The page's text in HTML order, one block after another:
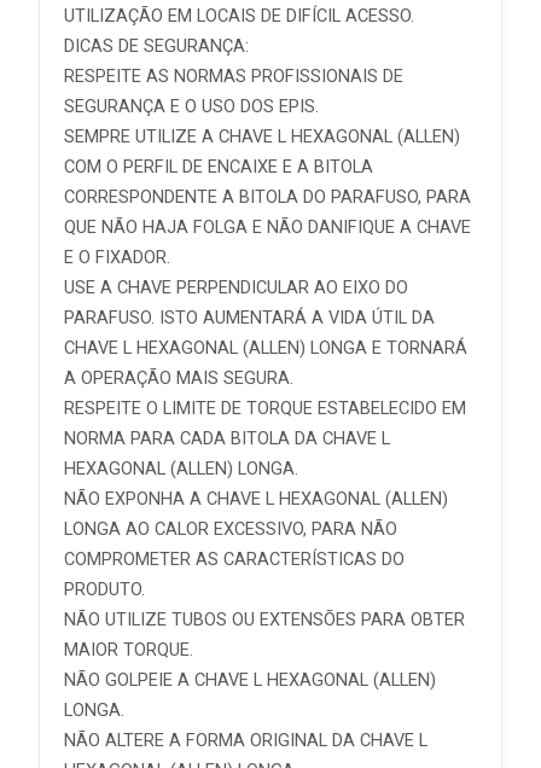
UTILIZAÇÃO EM LOCAIS DE DIFÍCIL ACESSO.
DICAS DE SEGURANÇA:
RESPEITE AS NORMAS PROFISSIONAIS DE
SEGURANÇA E O USO DOS EPIS.
SEMPRE UTILIZE A CHAVE L HEXAGONAL (ALLEN)
COM O PERFIL DE ENCAIXE E A BITOLA
CORRESPONDENTE A BITOLA DO PARAFUSO, PARA
QUE NÃO HAJA FOLGA E NÃO DANIFIQUE A CHAVE
E O FIXADOR.
USE A CHAVE PERPENDICULAR AO EIXO DO
PARAFUSO. ISTO AUMENTARÁ A VIDA ÚTIL DA
CHAVE L HEXAGONAL (ALLEN) LONGA E TORNARÁ
A OPERAÇÃO MAIS SEGURA.
RESPEITE O LIMITE DE TORQUE ESTABELECIDO EM
NORMA PARA CADA BITOLA DA CHAVE L
HEXAGONAL (ALLEN) LONGA.
NÃO EXPONHA A CHAVE L HEXAGONAL (ALLEN)
LONGA AO CALOR EXCESSIVO, PARA NÃO
COMPROMETER AS CARACTERÍSTICAS DO
PRODUTO.
NÃO UTILIZE TUBOS OU EXTENSÕES PARA OBTER
MAIOR TORQUE.
NÃO GOLPEIE A CHAVE L HEXAGONAL (ALLEN)
LONGA.
NÃO ALTERE A FORMA ORIGINAL DA CHAVE L